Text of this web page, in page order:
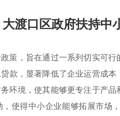
大渡口区政府扶持中
策，旨在通过一系列切实可
款，显著降低了企业运营成
环境，使其能够更专注于产
使得中小企业能够拓展市场